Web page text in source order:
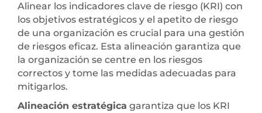
Alinear los indicadores clave de riesgo (KRI) con
los objetivos estratégicos y el apetito de riesgo
de una organización es crucial para una gestión
de riesgos eficaz. Esta alineación garantiza que
la organización se centre en los riesgos
correctos y tome las medidas adecuadas para
mitigarlos.
Alineación estratégica garantiza que los KRI